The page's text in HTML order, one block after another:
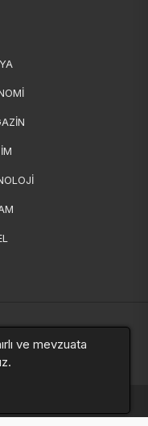
saklıdır.
ve mevzuata